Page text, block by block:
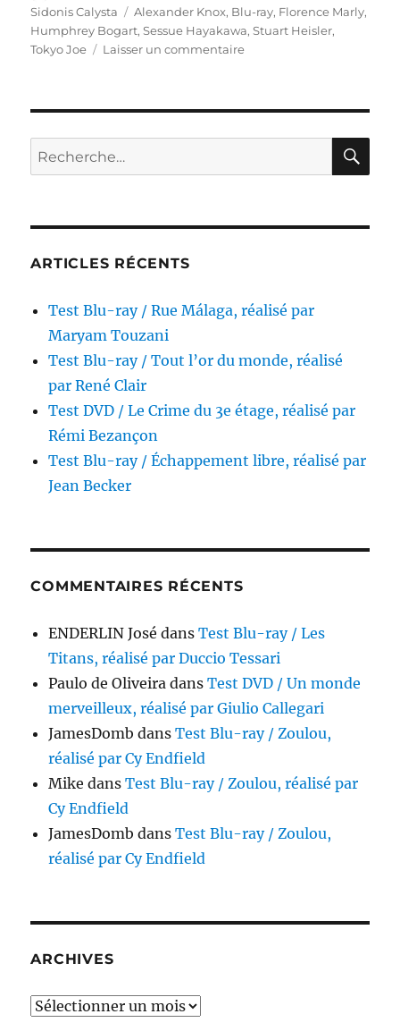
le
Sidonis Calysta
Étiquettes
Alexander Knox, Blu-ray, Florence Marly,
Humphrey Bogart,Sessue Hayakawa,Stuart Heisler,
Tokyo Joe
Laisser un commentairesur
Tokyo
réalisé
Recherche
pour :
ARTICLES RÉCENTS
Test Blu-ray / Rue Málaga, réalisé par
Maryam Touzani
Test Blu-ray / Tout l’or du monde, réalisé
par René Clair
Test DVD / Le Crime du 3e étage, réalisé par
Rémi Bezançon
Test Blu-ray / Échappement libre, réalisé par
Jean Becker
COMMENTAIRES RÉCENTS
ENDERLIN José dansTest Blu-ray / Les
Titans, réalisé par Duccio Tessari
Paulo de Oliveira dansTest DVD / Un monde
merveilleux, réalisé par Giulio Callegari
JamesDomb dansTest Blu-ray / Zoulou,
réalisé par Cy Endfield
Mike dansTest Blu-ray / Zoulou, réalisé par
Cy Endfield
JamesDomb dansTest Blu-ray / Zoulou,
réalisé par Cy Endfield
ARCHIVES
Archives